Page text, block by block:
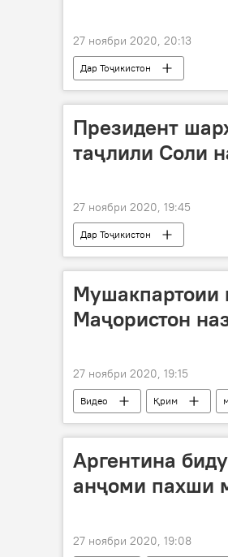
27 ноябри 2020, 20:13
Дар Тоҷикистон
Президент
таҷлили Соли
27 ноябри 2020, 19:45
Дар Тоҷикистон
Мушакпартоии
Маҷористон
27 ноябри 2020, 19:15
Видео Қрим
Аргентина
анҷоми пахши
27 ноябри 2020, 19:08